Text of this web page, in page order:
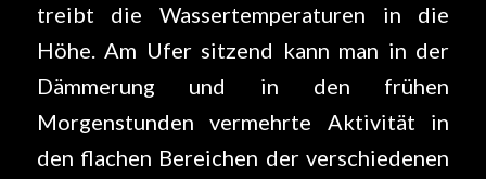
treibt die Wassertemperaturen in die
Höhe. Am Ufer sitzend kann man in der
Dämmerung und in den frühen
Morgenstunden vermehrte Aktivität in
den flachen Bereichen der verschiedenen